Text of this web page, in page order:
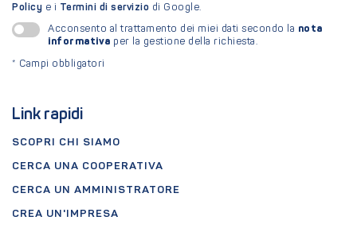
Link rapidi
SCOPRI CHI SIAMO
CERCA UNA COOPERATIVA
CERCA UN AMMINISTRATORE
CREA UN'IMPRESA
Policy e i Termini di servizio di Google.
Acconsento al trattamento dei miei dati secondo la nota
informativa per la gestione della richiesta.
* Campi obbligatori